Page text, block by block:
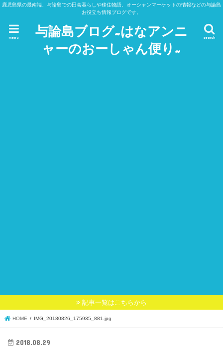
鹿児島県の最南端、与論島での田舎暮らしや移住物語、オーシャンマーケットの情報などの与論島
お役立ち情報ブログです。
与論島ブログ~はなアンニ
ャーのおーしゃん便り~
search
menu
記事一覧はこちらから
HOME IMG_20180826_175935_881.jpg
2018.08.29